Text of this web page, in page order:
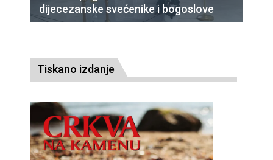
dijecezanske svećenike i bogoslove
Tiskano izdanje